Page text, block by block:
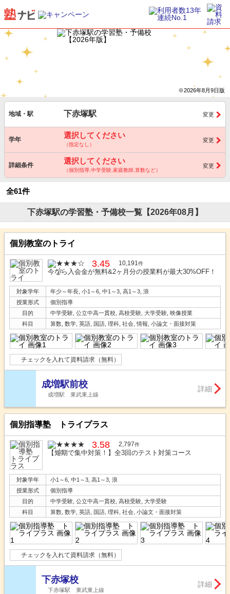
※2026年8月9日版
地域・駅 下赤塚駅 変更
学年 選択してください
（指定なし）
変更
詳細条件 選択してください
（個別指導,中学受験,家庭教師,算数など）
変更
全61件
下赤塚駅の学習塾・予備校一覧【2026年08月】
個別教室のトライ
3.45 10,191件
今なら入会金が無料&2ヶ月分の授業料が最大30%OFF！
対象学年
年少～年長, 小1～6, 中1～3, 高1～3, 浪
授業形式
個別指導
目的
中学受験, 公立中高一貫校, 高校受験, 大学受験, 映像授業
科目
算数, 数学, 英語, 国語, 理科, 社会, 情報, 小論文・面接対策
チェックを入れて資料請求（無料）
成増駅前校
成増駅 東武東上線
詳細
個別指導塾 トライプラス
3.58 2,797件
【短期で集中対策！】全3回のテスト対策コース
対象学年
小1～6, 中1～3, 高1～3, 浪
授業形式
個別指導
目的
中学受験, 公立中高一貫校, 高校受験, 大学受験
科目
算数, 数学, 英語, 国語, 理科, 社会, 小論文・面接対策
チェックを入れて資料請求（無料）
下赤塚校
下赤塚駅 東武東上線
詳細